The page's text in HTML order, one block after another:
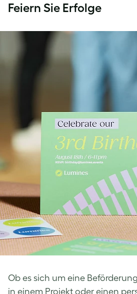
Feiern Sie Erfolge
Ob es sich um eine
in einem Projekt oder einen